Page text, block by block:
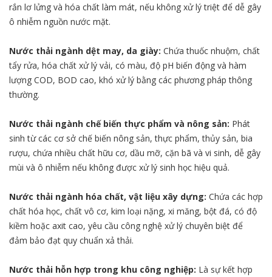
rắn lơ lửng và hóa chất làm mát, nếu không xử lý triệt để dễ gây
ô nhiễm nguồn nước mặt.
Nước thải ngành dệt may, da giày: Chứa thuốc nhuộm, chất
tẩy rửa, hóa chất xử lý vải, có màu, độ pH biến động và hàm
lượng COD, BOD cao, khó xử lý bằng các phương pháp thông
thường.
Nước thải ngành chế biến thực phẩm và nông sản: Phát
sinh từ các cơ sở chế biến nông sản, thực phẩm, thủy sản, bia
rượu, chứa nhiều chất hữu cơ, dầu mỡ, cặn bã và vi sinh, dễ gây
mùi và ô nhiễm nếu không được xử lý sinh học hiệu quả.
Nước thải ngành hóa chất, vật liệu xây dựng: Chứa các hợp
chất hóa học, chất vô cơ, kim loại nặng, xi măng, bột đá, có độ
kiềm hoặc axit cao, yêu cầu công nghệ xử lý chuyên biệt để
đảm bảo đạt quy chuẩn xả thải.
Nước thải hỗn hợp trong khu công nghiệp: Là sự kết hợp